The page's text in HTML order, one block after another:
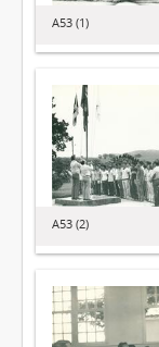
A53 (1)
A53 (2)